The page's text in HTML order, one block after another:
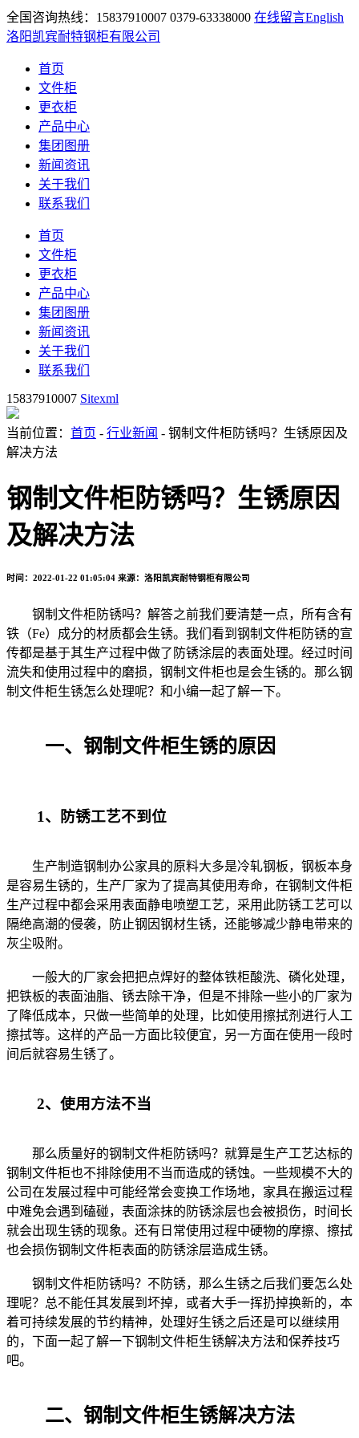
全国咨询热线：15837910007 0379-63338000 在线留言English
洛阳凯宾耐特钢柜有限公司
首页
文件柜
更衣柜
产品中心
集团图册
新闻资讯
关于我们
联系我们
首页
文件柜
更衣柜
产品中心
集团图册
新闻资讯
关于我们
联系我们
15837910007 Sitexml
当前位置： 首页 - 行业新闻 - 钢制文件柜防锈吗？生锈原因及
解决方法
钢制文件柜防锈吗？生锈原因
及解决方法
时间：2022-01-22 01:05:04 来源：洛阳凯宾耐特钢柜有限公司
钢制文件柜防锈吗？解答之前我们要清楚一点，所有含有
铁（Fe）成分的材质都会生锈。我们看到钢制文件柜防锈的宣
传都是基于其生产过程中做了防锈涂层的表面处理。经过时间
流失和使用过程中的磨损，钢制文件柜也是会生锈的。那么钢
制文件柜生锈怎么处理呢？和小编一起了解一下。
一、钢制文件柜生锈的原因
1、防锈工艺不到位
生产制造钢制办公家具的原料大多是冷轧钢板，钢板本身
是容易生锈的，生产厂家为了提高其使用寿命，在钢制文件柜
生产过程中都会采用表面静电喷塑工艺，采用此防锈工艺可以
隔绝高潮的侵袭，防止钢因钢材生锈，还能够减少静电带来的
灰尘吸附。
一般大的厂家会把把点焊好的整体铁柜酸洗、磷化处理，
把铁板的表面油脂、锈去除干净，但是不排除一些小的厂家为
了降低成本，只做一些简单的处理，比如使用擦拭剂进行人工
擦拭等。这样的产品一方面比较便宜，另一方面在使用一段时
间后就容易生锈了。
2、使用方法不当
那么质量好的钢制文件柜防锈吗？就算是生产工艺达标的
钢制文件柜也不排除使用不当而造成的锈蚀。一些规模不大的
公司在发展过程中可能经常会变换工作场地，家具在搬运过程
中难免会遇到磕碰，表面涂抹的防锈涂层也会被损伤，时间长
就会出现生锈的现象。还有日常使用过程中硬物的摩擦、擦拭
也会损伤钢制文件柜表面的防锈涂层造成生锈。
钢制文件柜防锈吗？不防锈，那么生锈之后我们要怎么处
理呢？总不能任其发展到坏掉，或者大手一挥扔掉换新的，本
着可持续发展的节约精神，处理好生锈之后还是可以继续用
的，下面一起了解一下钢制文件柜生锈解决方法和保养技巧
吧。
二、钢制文件柜生锈解决方法